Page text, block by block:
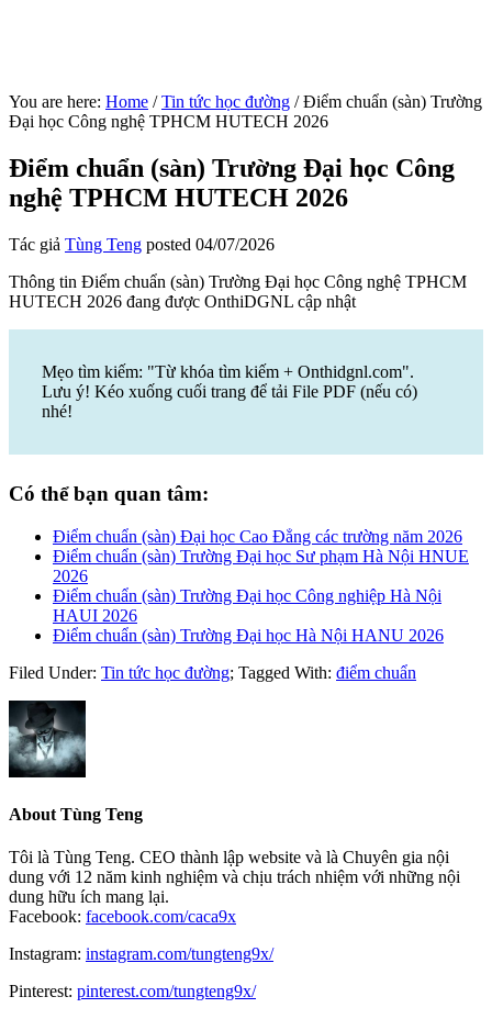
You are here: Home / Tin tức học đường /Điểm chuẩn (sàn) Trường
Đại học Công nghệ TPHCM HUTECH 2026
Điểm chuẩn (sàn) Trường Đại học Công
nghệ TPHCM HUTECH 2026
Tác giả Tùng Teng posted 04/07/2026
Thông tin Điểm chuẩn (sàn) Trường Đại học Công nghệ TPHCM
HUTECH 2026 đang được OnthiDGNL cập nhật
Mẹo tìm kiếm: "Từ khóa tìm kiếm + Onthidgnl.com".
Lưu ý! Kéo xuống cuối trang để tải File PDF (nếu có)
nhé!
Có thể bạn quan tâm:
Điểm chuẩn (sàn) Đại học Cao Đẳng các trường năm 2026
Điểm chuẩn (sàn) Trường Đại học Sư phạm Hà Nội HNUE
2026
Điểm chuẩn (sàn) Trường Đại học Công nghiệp Hà Nội
HAUI 2026
Điểm chuẩn (sàn) Trường Đại học Hà Nội HANU 2026
Filed Under: Tin tức học đường; Tagged With: điểm chuẩn
About Tùng Teng
Tôi là Tùng Teng. CEO thành lập website và là Chuyên gia nội
dung với 12 năm kinh nghiệm và chịu trách nhiệm với những nội
dung hữu ích mang lại.
Facebook: facebook.com/caca9x
Instagram: instagram.com/tungteng9x/
Pinterest: pinterest.com/tungteng9x/